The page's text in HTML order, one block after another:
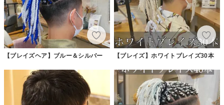
【ブレイズヘア】ブルー＆シルバー 【ブレイズ】ホワイトブレイズ30本